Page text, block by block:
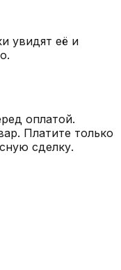
увидят её и
оплатой.
Платите только
сделку.